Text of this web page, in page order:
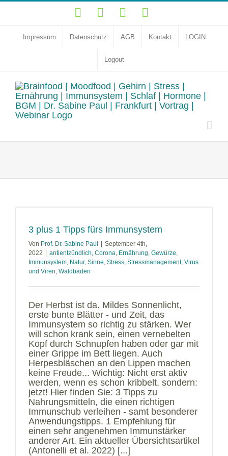
Zum
springen
YouTubeFacebookInstagram
Impressum Datenschutz AGB Kontakt LOGIN
Logout
3 plus 1 Tipps fürs Immunsystem
Von Prof. Dr. Sabine Paul
September 4th,
2022
antientzündlich, Corona, Ernährung, Gewürze,
Immunsystem, Natur, Sinne, Stress, Stressmanagement, Virus
und Viren, Waldbaden
Der Herbst ist da. Mildes Sonnenlicht,
erste bunte Blätter - und Zeit, das
Immunsystem so richtig zu stärken. Wer
will schon krank sein, einen vernebelten
Kopf durch Schnupfen haben oder gar mit
einer Grippe im Bett liegen. Auch
Herpesbläschen an den Lippen machen
keine Freude... Wichtig: Nicht erst aktiv
werden, wenn es schon kribbelt, sondern:
jetzt! Hier finden Sie: 3 Tipps zu
Nahrungsmitteln, die einen richtigen
Immunschub verleihen - samt besonderer
Anwendungstipps. 1 Empfehlung für
einen sehr angenehmen Immunstärker
anderer Art. Ein aktueller Übersichtsartikel
(Antonelli et al. 2022) [...]